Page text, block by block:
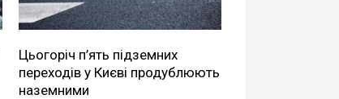
Цьогоріч п’ять підземних
переходів у Києві продублюють
наземними